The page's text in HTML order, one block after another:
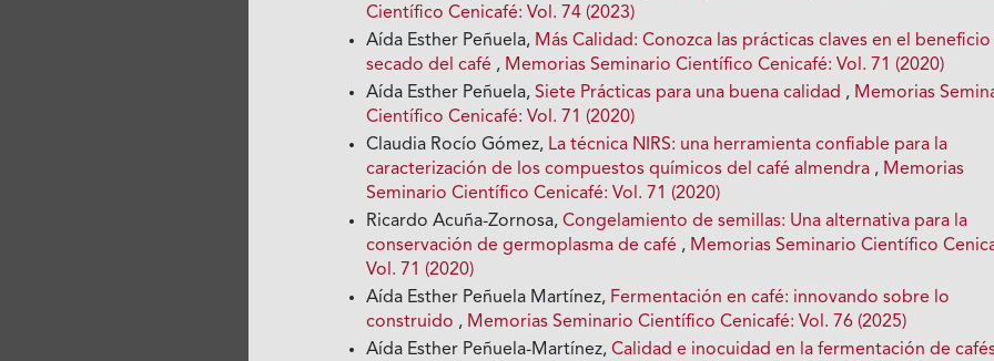
Científico Cenicafé: Vol. 74 (2023)
Aída Esther Peñuela, Más Calidad: Conozca las prácticas claves en el beneficio
secado del café , Memorias Seminario Científico Cenicafé: Vol. 71 (2020)
Aída Esther Peñuela,Siete Prácticas para una buena calidad , Memorias
Científico Cenicafé: Vol. 71 (2020)
Claudia Rocío Gómez, La técnica NIRS: una herramienta confiable para la
caracterización de los compuestos químicos del café almendra , Memorias
Seminario Científico Cenicafé: Vol. 71 (2020)
Ricardo Acuña-Zornosa,Congelamiento de semillas: Una alternativa para la
conservación de germoplasma de café , Memorias Seminario Científico
Vol. 71 (2020)
Aída Esther Peñuela Martínez, Fermentación en café: innovando sobre lo
construido , Memorias Seminario Científico Cenicafé: Vol. 76 (2025)
Aída Esther Peñuela-Martínez,Calidad e inocuidad en la fermentación de